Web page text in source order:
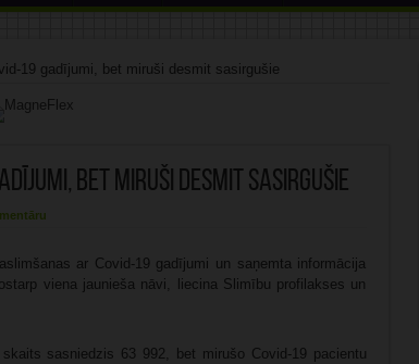
19 gadījumi, bet miruši desmit sasirgušie
bet miruši desmit sasirgušie
ar Covid-19 gadījumi un saņemta informācija
viena jaunieša nāvi, liecina Slimību profilakses un
sasniedzis 63 992, bet mirušo Covid-19 pacientu